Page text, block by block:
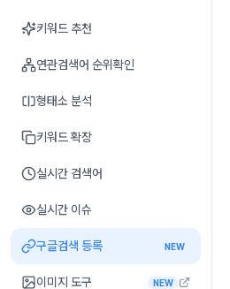
키워드 추천
연관검색어 순위확인
형태소 분석
키워드 확장
실시간 검색어
실시간 이슈
구글검색 등록 NEW
이미지 도구 NEW